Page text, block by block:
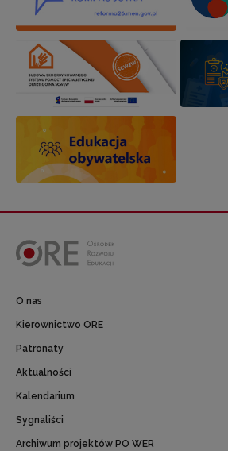
O nas
Kierownictwo ORE
Patronaty
Aktualności
Kalendarium
Sygnaliści
Archiwum projektów PO WER